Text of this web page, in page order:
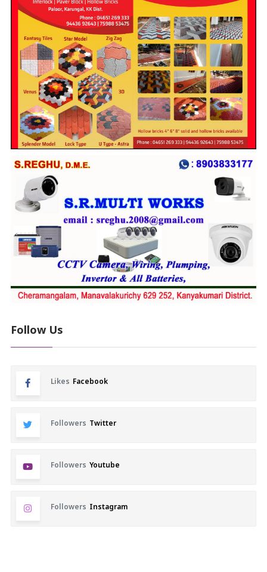
Follow Us
Likes Facebook
Followers Twitter
Followers Youtube
Followers Instagram